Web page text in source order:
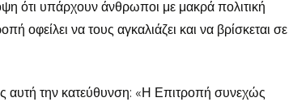
ότι υπάρχουν άνθρωποι με μακρά πολιτική
οφείλει να τους αγκαλιάζει και να βρίσκεται σε
αυτή την κατεύθυνση: «Η Επιτροπή συνεχώς